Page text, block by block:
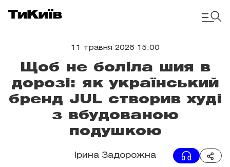
11 травня 2026 15:00
Щоб не боліла шия в
дорозі: як український
бренд JUL створив худі
з вбудованою
подушкою
Ірина Задорожна